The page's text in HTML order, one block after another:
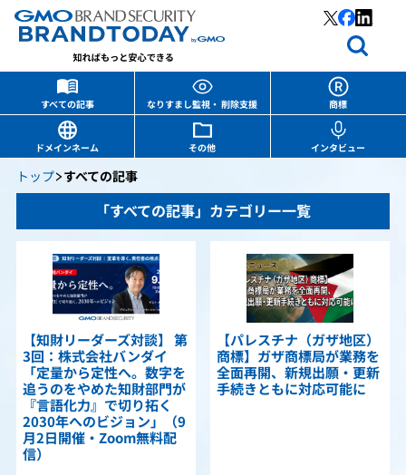
すべての記事 なりすまし監視・ 削除支援
商標
ドメインネーム
その他 インタビュー
トップ すべての記事
「すべての記事」カテゴリー一覧
【知財リーダーズ対談】 第
3回：株式会社バンダイ
「定量から定性へ。数字を
追うのをやめた知財部門が
『言語化力』で切り拓く
2030年へのビジョン」（9
月2日開催・Zoom無料配
信）
【パレスチナ（ガザ地区）
商標】ガザ商標局が業務を
全面再開、新規出願・更新
手続きともに対応可能に